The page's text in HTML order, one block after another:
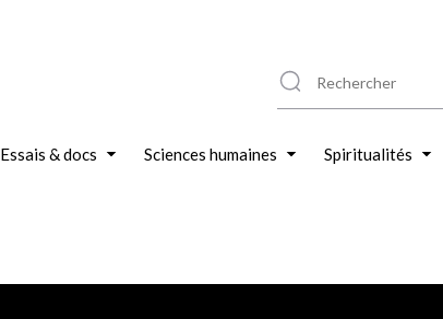
Essais & docs Sciences humaines Spiritualités